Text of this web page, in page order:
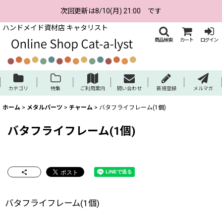
次回更新は8/10(月) 21:00 です
ハンドメイド資材店 キャタリスト
商品検索 カート ログイン
カテゴリ 特集 ご利用案内 問い合わせ 新規登録 メルマガ
ホーム > メタルパーツ > チャーム > バタフライフレーム(1個)
バタフライフレーム(1個)
バタフライフレーム(1個)